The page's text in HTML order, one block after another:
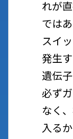
れが
では
スイ
発生
遺伝
必ず
なく
入る